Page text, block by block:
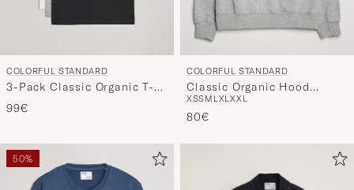
COLORFUL STANDARD
3-Pack Classic Organic T-
Shirt Optical White/Heather
Grey/Deep Black
99€
COLORFUL STANDARD
Classic Organic Hood
Heather Grey
XSSM LXLXXL
80€
50%